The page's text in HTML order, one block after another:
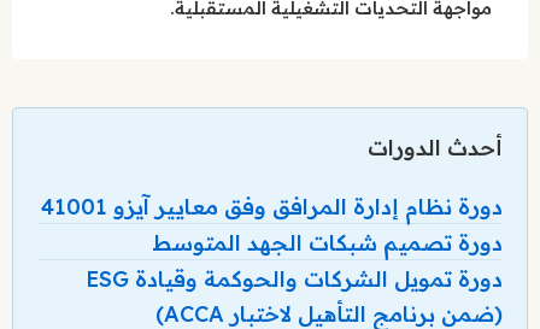
مواجهة التحديات التشغيلية المستقبلية.
أحدث الدورات
دورة نظام إدارة المرافق وفق معايير آيزو 41001
دورة تصميم شبكات الجهد المتوسط
دورة تمويل الشركات والحوكمة وقيادة ESG
(ضمن برنامج التأهيل لاختبار ACCA)